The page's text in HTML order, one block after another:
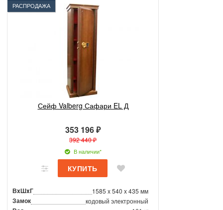
РАСПРОДАЖА
Сейф Valberg Сафари EL Д
353 196 ₽
392 440 ₽
В наличии*
ВxШxГ 1585 x 540 x 435 мм
Замок кодовый электронный